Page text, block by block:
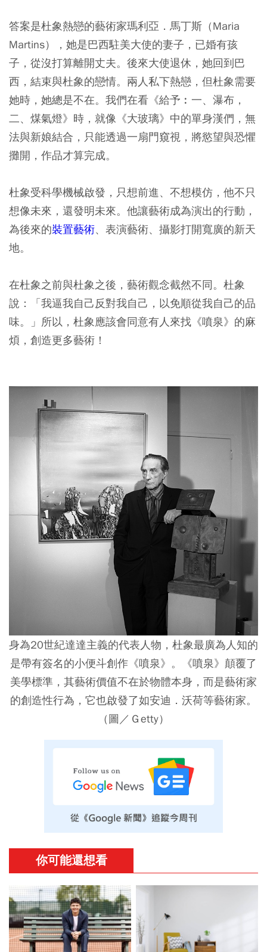
答案是杜象熱戀的藝術家瑪利亞．馬丁斯（Maria
Martins），她是巴西駐美大使的妻子，已婚有孩
子，從沒打算離開丈夫。後來大使退休，她回到巴
西，結束與杜象的戀情。兩人私下熱戀，但杜象需要
她時，她總是不在。我們在看《給予︰一、瀑布，
二、煤氣燈》時，就像《大玻璃》中的單身漢們，無
法與新娘結合，只能透過一扇門窺視，將慾望與恐懼
攤開，作品才算完成。
杜象受科學機械啟發，只想前進、不想模仿，他不只
想像未來，還發明未來。他讓藝術成為演出的行動，
為後來的裝置藝術、表演藝術、攝影打開寬廣的新天
地。
在杜象之前與杜象之後，藝術觀念截然不同。杜象
說：「我逼我自己反對我自己，以免順從我自己的品
味。」所以，杜象應該會同意有人來找《噴泉》的麻
煩，創造更多藝術！
身為20世紀達達主義的代表人物，杜象最廣為人知的
是帶有簽名的小便斗創作《噴泉》。《噴泉》顛覆了
美學標準，其藝術價值不在於物體本身，而是藝術家
的創造性行為，它也啟發了如安迪．沃荷等藝術家。
（圖／Ｇetty）